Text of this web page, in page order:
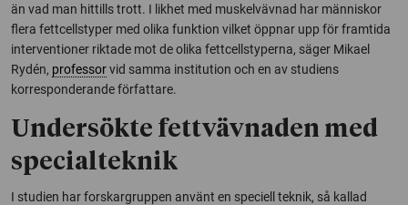
än vad man hittills trott. I likhet med muskelvävnad har människor
flera fettcellstyper med olika funktion vilket öppnar upp för framtida
interventioner riktade mot de olika fettcellstyperna, säger Mikael
Rydén, professorvid samma institution och en av studiens
korresponderande författare.
Undersökte fettvävnaden med
specialteknik
I studien har forskargruppen använt en speciell teknik, så kallad